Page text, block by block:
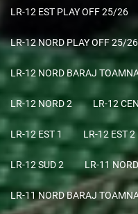
LR-12 EST PLAY OFF 25/26
LR-12 NORD PLAY OFF 25/26
LR-12 NORD BARAJ
LR-12 NORD 2 LR-12
LR-12 EST 1 LR-12 EST 2
LR-12 SUD 2 LR-11
LR-11 NORD BARAJ